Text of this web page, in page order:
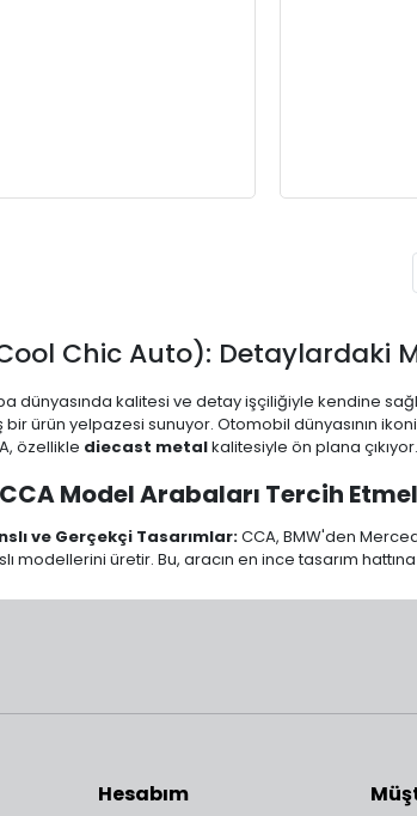
Chic Auto): Detaylardaki
dünyasında kalitesi ve detay işçiliğiyle kendine
ürün yelpazesi sunuyor. Otomobil dünyasının
özellikle diecast metalkalitesiyle ön plana çıkıyor.
Model Arabaları Tercih
ve Gerçekçi Tasarımlar:CCA, BMW'den
modellerini üretir. Bu, aracın en ince tasarım
Özellikler:Çoğu modelde bulunan açılabilir
Metal gövde yapısı
En Şık Parçası
Hesabım